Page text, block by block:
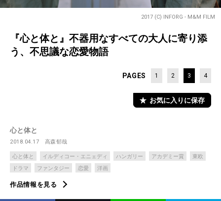
2017 (C) INFORG - M&M FILM
『心と体と』不器用なすべての大人に寄り添
う、不思議な恋愛物語
PAGES 1 2 3 4
お気に入りに保存
心と体と
2018.04.17 高森郁哉
心と体と イルディコー・エニェディ ハンガリー アカデミー賞
東欧
ドラマ
ファンタジー 恋愛 洋画
作品情報を見る